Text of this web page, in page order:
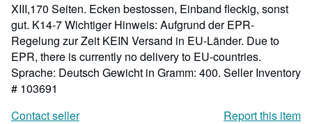
XIII,170 Seiten. Ecken bestossen, Einband fleckig, sonst
gut. K14-7 Wichtiger Hinweis: Aufgrund der EPR-
Regelung zur Zeit KEIN Versand in EU-Länder. Due to
EPR, there is currently no delivery to EU-countries.
Sprache: Deutsch Gewicht in Gramm: 400. Seller Inventory
# 103691
Contact seller
Report this item